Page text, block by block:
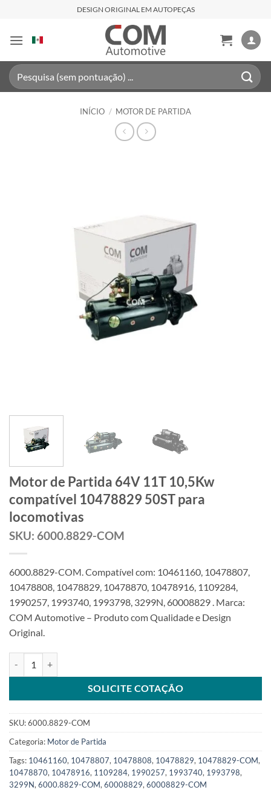
content
DESIGN ORIGINAL EM AUTOPEÇAS
Pesquisar
por:
INÍCIO / MOTOR DE PARTIDA
Motor de Partida 64V 11T 10,5Kw
compatível 10478829 50ST para
locomotivas
SKU: 6000.8829-COM
6000.8829-COM. Compatível com: 10461160, 10478807,
10478808, 10478829, 10478870, 10478916, 1109284,
1990257, 1993740, 1993798, 3299N, 60008829 . Marca:
COM Automotive – Produto com Qualidade e Design
Original.
SOLICITE COTAÇÃO
SKU:6000.8829-COM
Categoria: Motor de Partida
Tags: 10461160, 10478807, 10478808, 10478829, 10478829-COM,
10478870, 10478916, 1109284, 1990257, 1993740, 1993798,
3299N, 6000.8829-COM, 60008829, 60008829-COM